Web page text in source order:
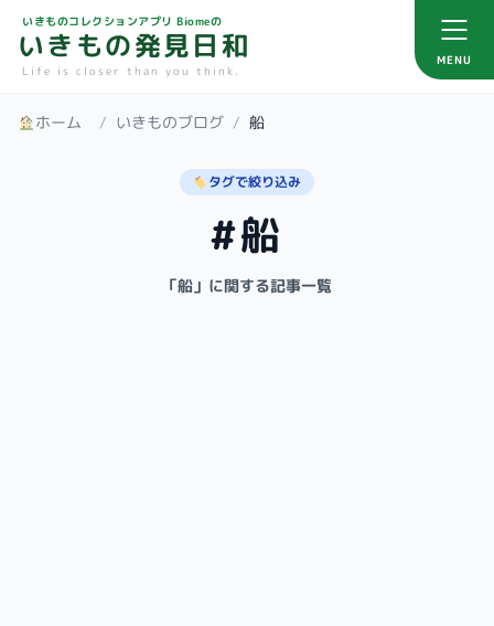
いきものコレクションアプリ Biomeの
いきもの発見日和
Life is closer than you think.
MENU
ホーム / いきものブログ / 船
タグで絞り込み
#船
「船」に関する記事一覧